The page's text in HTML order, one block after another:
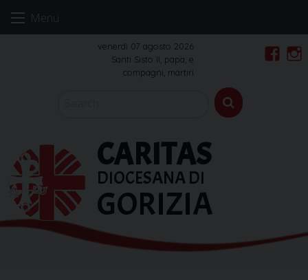
Menu
venerdì 07 agosto 2026
Santi Sisto II, papa, e
compagni, martiri
CARITAS
DIOCESANA DI
GORIZIA